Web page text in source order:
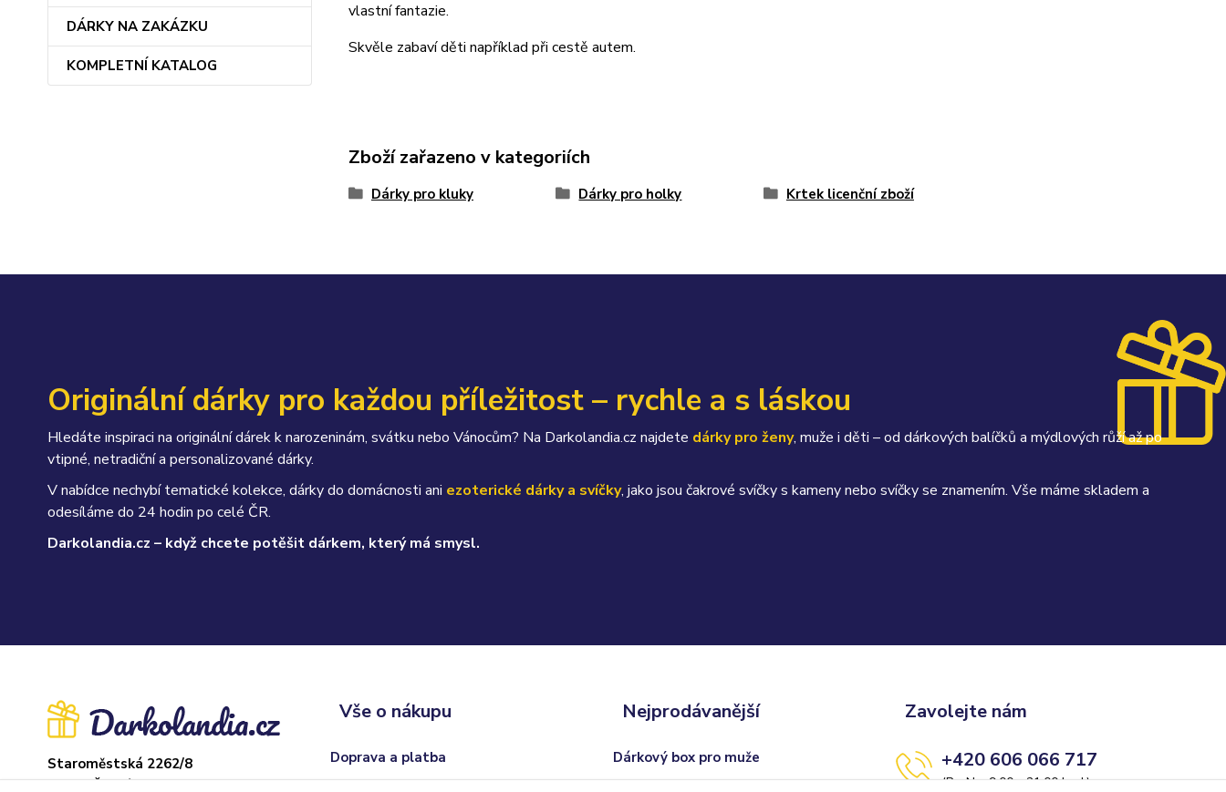
DÁRKY NA ZAKÁZKU
KOMPLETNÍ KATALOG
vlastní fantazie.
Skvěle zabaví děti například při cestě autem.
Zboží zařazeno v kategoriích
Dárky pro kluky Dárky pro holky Krtek licenční zboží
Originální dárky pro každou příležitost – rychle a s láskou
Hledáte inspiraci na originální dárek k narozeninám, svátku nebo Vánocům? Na Darkolandia.cz najdete dárky pro ženy, muže i děti – od dárkových balíčků a mýdlových růží až po
vtipné, netradiční a personalizované dárky.
V nabídce nechybí tematické kolekce, dárky do domácnosti ani ezoterické dárky a svíčky, jako jsou čakrové svíčky s kameny nebo svíčky se znamením. Vše máme skladem a
odesíláme do 24 hodin po celé ČR.
Darkolandia.cz – když chcete potěšit dárkem, který má smysl.
Staroměstská 2262/8
37004 České Budějovice
Vše o nákupu
Doprava a platba
Nejprodávanější
Dárkový box pro muže
Zavolejte nám
+420 606 066 717
(Po-Ne, 9:00 - 21:00 hod.)